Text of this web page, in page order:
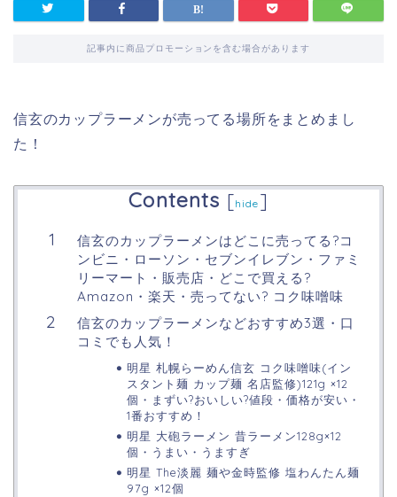
記事内に商品プロモーションを含む場合があります
信玄のカップラーメンが売ってる場所をまとめまし
た！
Contents [hide ]
信玄のカップラーメンはどこに売ってる?コ
ンビニ・ローソン・セブンイレブン・ファミ
リーマート・販売店・どこで買える?
Amazon・楽天・売ってない? コク味噌味
信玄のカップラーメンなどおすすめ3選・口
コミでも人気！
明星 札幌らーめん信玄 コク味噌味(イン
スタント麺 カップ麺 名店監修)121g ×12
個・まずい?おいしい?値段・価格が安い・
1番おすすめ！
明星 大砲ラーメン 昔ラーメン128g×12
個・うまい・うますぎ
明星 The淡麗 麺や金時監修 塩わんたん麺
97g ×12個